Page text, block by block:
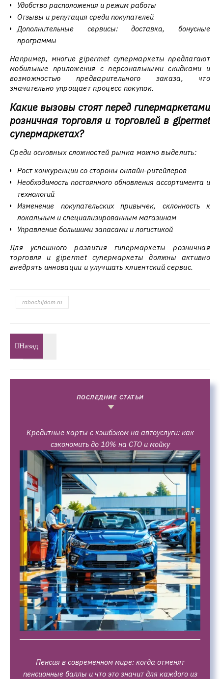
Удобство расположения и режим работы
Отзывы и репутация среди покупателей
Дополнительные сервисы: доставка, бонусные
программы
Например, многие gipermet супермаркеты предлагают
мобильные приложения с персональными скидками и
возможностью предварительного заказа, что
значительно упрощает процесс покупок.
Какие вызовы стоят перед гипермаркетами
розничная торговля и торговлей в gipermet
супермаркетах?
Среди основных сложностей рынка можно выделить:
Рост конкуренции со стороны онлайн-ритейлеров
Необходимость постоянного обновления ассортимента и
технологий
Изменение покупательских привычек, склонность к
локальным и специализированным магазинам
Управление большими запасами и логистикой
Для успешного развития гипермаркеты розничная
торговля и gipermet супермаркеты должны активно
внедрять инновации и улучшать клиентский сервис.
rabochijdom.ru
Назад
ПОСЛЕДНИЕ СТАТЬИ
Кредитные карты с кэшбэком на автоуслуги: как
сэкономить до 10% на СТО и мойку
Пенсия в современном мире: когда отменят
пенсионные баллы и что это значит для каждого из